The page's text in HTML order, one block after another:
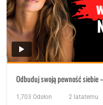
Odbuduj swoją pewność
1,703 Odsłon 2 latatemu